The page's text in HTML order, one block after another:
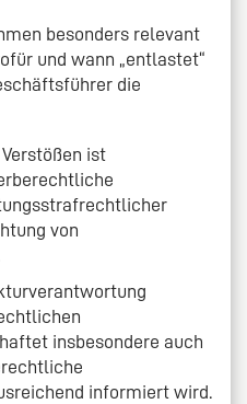
besonders relevant
und wann „entlastet“
die
ist
von
insbesondere auch
informiert wird.